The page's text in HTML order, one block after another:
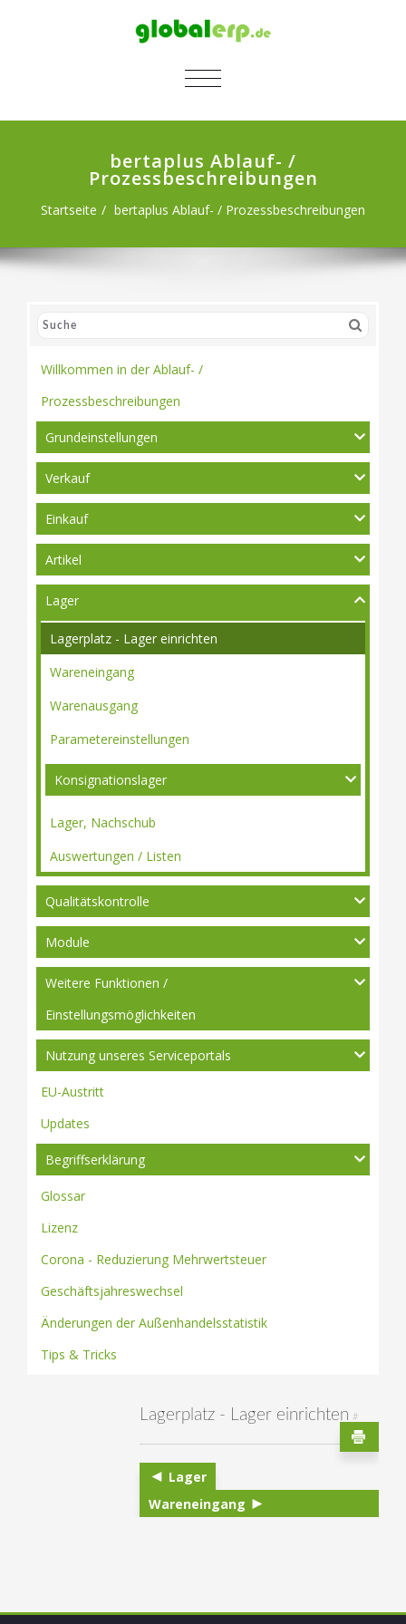
SCHALTE NAVIGATION
bertaplus Ablauf- /
Prozessbeschreibungen
Startseite bertaplus Ablauf- / Prozessbeschreibungen
Willkommen in der Ablauf- /
Prozessbeschreibungen
Grundeinstellungen
Verkauf
Einkauf
Artikel
Lager
Lagerplatz - Lager einrichten
Wareneingang
Warenausgang
Parametereinstellungen
Konsignationslager
Lager, Nachschub
Auswertungen / Listen
Qualitätskontrolle
Module
Weitere Funktionen /
Einstellungsmöglichkeiten
Nutzung unseres Serviceportals
EU-Austritt
Updates
Begriffserklärung
Glossar
Lizenz
Corona - Reduzierung Mehrwertsteuer
Geschäftsjahreswechsel
Änderungen der Außenhandelsstatistik
Tips & Tricks
Lagerplatz - Lager einrichten #
Lager
Wareneingang